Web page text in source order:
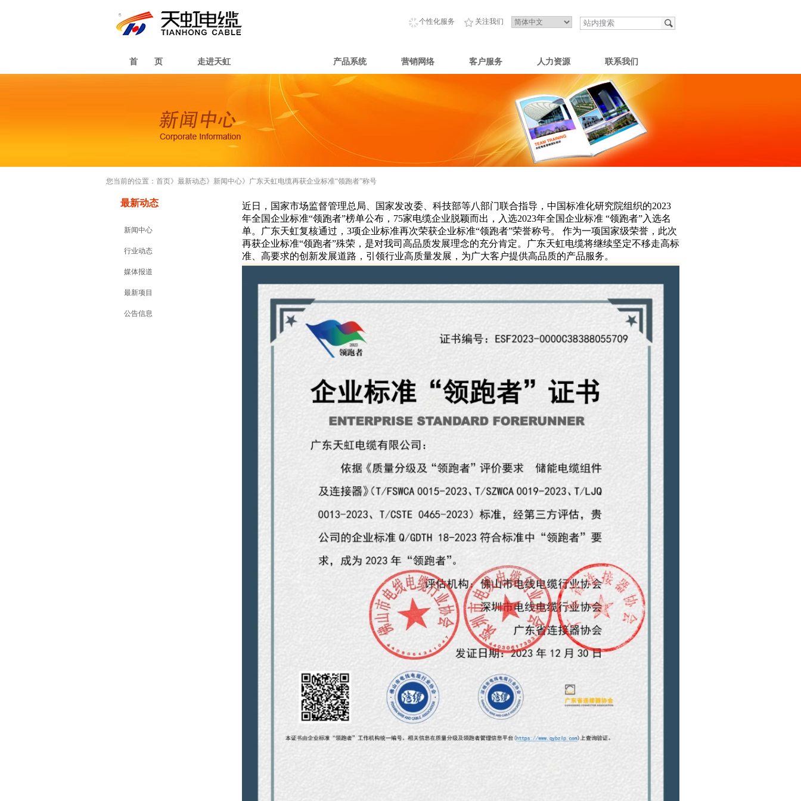
个性化服务 关注我们
首 页 走进天虹 产品系统 营销网络 客户服务 人力资源 联系我们
您当前的位置： 首页》 最新动态》 新闻中心》 广东天虹电缆再获企业标准“领跑者”称号
最新动态
新闻中心
行业动态
媒体报道
最新项目
公告信息
近日，国家市场监督管理总局、国家发改委、科技部等八部门联合指导，中国标准化研究院组织的2023
年全国企业标准“领跑者”榜单公布，75家电缆企业脱颖而出，入选2023年全国企业标准 “领跑者”入选名
单。广东天虹复核通过，3项企业标准再次荣获企业标准“领跑者”荣誉称号。 作为一项国家级荣誉，此次
再获企业标准“领跑者”殊荣，是对我司高品质发展理念的充分肯定。广东天虹电缆将继续坚定不移走高标
准、高要求的创新发展道路，引领行业高质量发展，为广大客户提供高品质的产品服务。